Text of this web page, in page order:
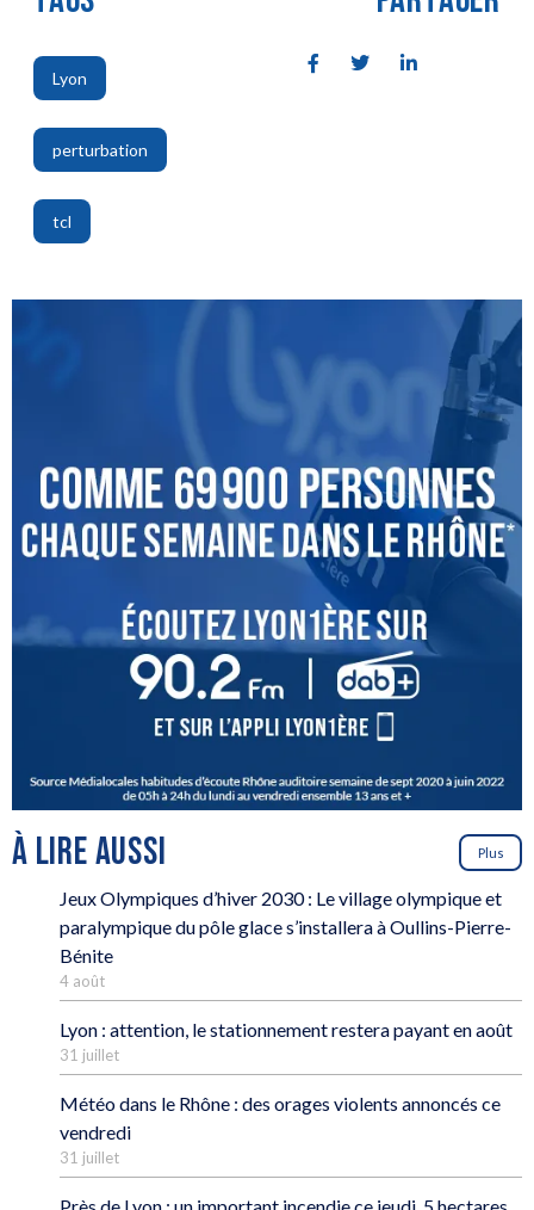
Lyon
,
perturbation
,
tcl
À LIRE AUSSI Plus
Jeux Olympiques d’hiver 2030 : Le village olympique et
paralympique du pôle glace s’installera à Oullins-Pierre-
Bénite
4 août
Lyon : attention, le stationnement restera payant en août
31 juillet
Météo dans le Rhône : des orages violents annoncés ce
vendredi
31 juillet